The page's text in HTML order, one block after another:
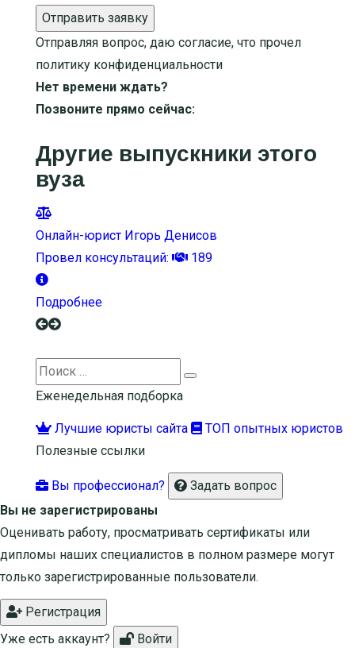
Отправить заявку
Отправляя вопрос, даю согласие, что прочел
политику конфиденциальности
Нет времени ждать?
Позвоните прямо сейчас:
Другие выпускники этого
вуза
Онлайн-юрист Игорь Денисов
Провел консультаций:
189
Подробнее
Search
for:
Еженедельная подборка
Лучшие юристы сайта
ТОП опытных юристов
Полезные ссылки
Вы профессионал?
Задать вопрос
Вы не зарегистрированы
Оценивать работу, просматривать сертификаты или
дипломы наших специалистов в полном размере могут
только зарегистрированные пользователи.
Регистрация
Уже есть аккаунт?
Войти